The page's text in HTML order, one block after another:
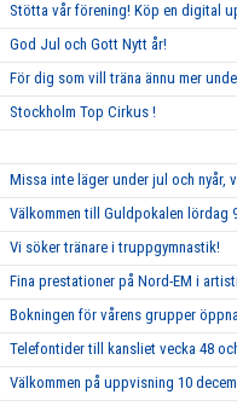
Stötta vår förening! Köp en digital
God Jul och Gott Nytt år!
För dig som vill träna ännu mer
Stockholm Top Cirkus !
Missa inte läger under jul och nyår,
Välkommen till Guldpokalen lördag
Vi söker tränare i truppgymnastik!
Fina prestationer på Nord-EM i
Bokningen för vårens grupper
Telefontider till kansliet vecka 48
Välkommen på uppvisning 10